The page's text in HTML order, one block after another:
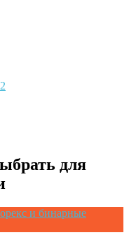
свободу
для
и бинарные